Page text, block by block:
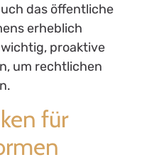
das öffentliche
erheblich
proaktive
um rechtlichen
für